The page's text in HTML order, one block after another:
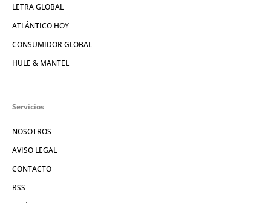
LETRA GLOBAL
ATLÁNTICO HOY
CONSUMIDOR GLOBAL
HULE & MANTEL
Servicios
NOSOTROS
AVISO LEGAL
CONTACTO
RSS